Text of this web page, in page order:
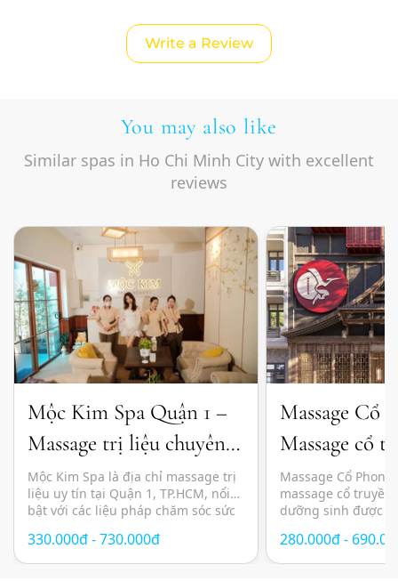
Write a Review
You may also like
Similar spas in Ho Chi Minh City with excellent
reviews
Mộc Kim Spa Quận 1 –
Massage trị liệu chuyên
sâu và thư giãn chuẩn
Nhật
Mộc Kim Spa là địa chỉ massage trị
liệu uy tín tại Quận 1, TP.HCM, nổi
bật với các liệu pháp chăm sóc sức
hiện đại, thảo dược thiên nhiên và
không gian thư giãn mang cảm
330.000đ - 730.000đ
Massage Cổ
Massage cổ
đầu dưỡng
Massage Cổ
massage cổ truyền
dưỡng sinh được
yên tĩnh, thư giãn
pháp chăm sóc
280.000đ -